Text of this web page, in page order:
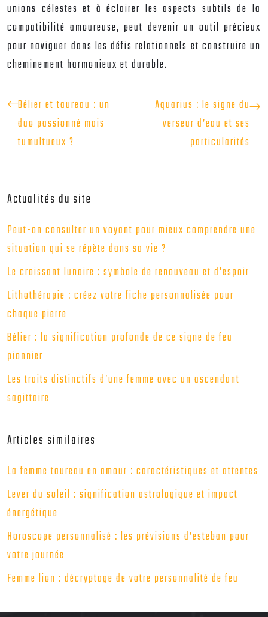
unions célestes et à éclairer les aspects subtils de la
compatibilité amoureuse, peut devenir un outil précieux
pour naviguer dans les défis relationnels et construire un
cheminement harmonieux et durable.
Bélier et taureau : un
duo passionné mais
tumultueux ?
Aquarius : le signe du
verseur d’eau et ses
particularités
Actualités du site
Peut-on consulter un voyant pour mieux comprendre une
situation qui se répète dans sa vie ?
Le croissant lunaire : symbole de renouveau et d’espoir
Lithothérapie : créez votre fiche personnalisée pour
chaque pierre
Bélier : la signification profonde de ce signe de feu
pionnier
Les traits distinctifs d’une femme avec un ascendant
sagittaire
Articles similaires
La femme taureau en amour : caractéristiques et attentes
Lever du soleil : signification astrologique et impact
énergétique
Horoscope personnalisé : les prévisions d’esteban pour
votre journée
Femme lion : décryptage de votre personnalité de feu